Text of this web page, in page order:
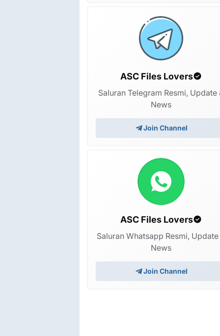
ASC Files Lovers
Saluran Telegram Resmi, Update
News
Join Channel
ASC Files Lovers
Saluran Whatsapp Resmi, Update
News
Join Channel